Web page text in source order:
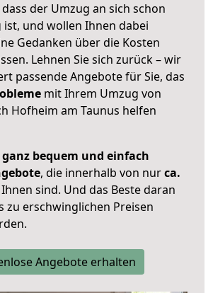
der Umzug an sich schon
und wollen Ihnen dabei
Gedanken über die Kosten
Lehnen Sie sich zurück – wir
passende Angebote für Sie, das
mit Ihrem Umzug von
Hofheim am Taunus helfen
ganz bequem und einfach
, die innerhalb von nurca.
sind. Und das Beste daran
zu erschwinglichen Preisen
Angebote erhalten